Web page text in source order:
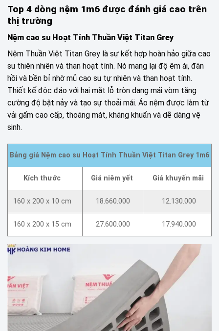
Top 4 dòng nệm 1m6 được đánh giá cao trên
thị trường
Nệm cao su Hoạt Tính Thuần Việt Titan Grey
Nệm Thuần Việt Titan Grey là sự kết hợp hoàn hảo giữa cao
su thiên nhiên và than hoạt tính. Nó mang lại độ êm ái, đàn
hồi và bền bỉ nhờ mủ cao su tự nhiên và than hoạt tính.
Thiết kế độc đáo với hai mặt lỗ tròn dạng mái vòm tăng
cường độ bật nảy và tạo sự thoải mái. Áo nệm được làm từ
vải gấm cao cấp, thoáng mát, kháng khuẩn và dễ dàng vệ
sinh.
Bảng giá Nệm cao su Hoạt Tính Thuần Việt Titan Grey 1m6
Kích thước Giá niêm yết Giá khuyến mãi
160 x 200 x 10 cm 18.660.000 12.130.000
160 x 200 x 15 cm 27.600.000 17.940.000